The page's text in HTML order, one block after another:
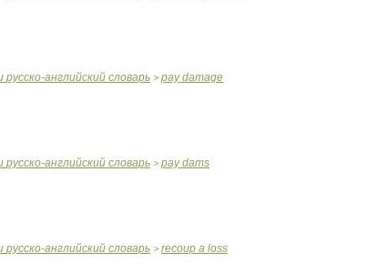
русско-английский словарь > pay damage
русско-английский словарь > pay dams
русско-английский словарь > recoup a loss